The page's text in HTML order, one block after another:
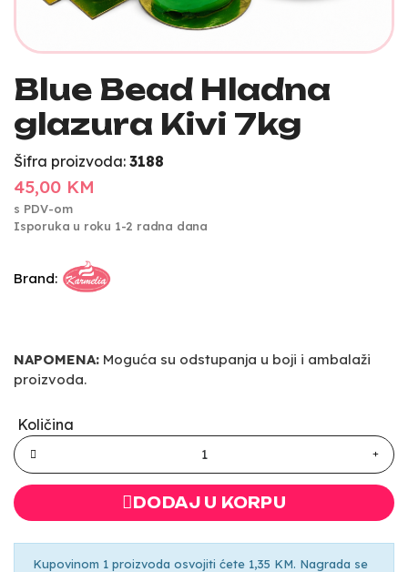
Blue Bead Hladna
glazura Kivi 7kg
Šifra proizvoda: 3188
45,00 KM
s PDV-om
Isporuka u roku 1-2 radna dana
Brand:
NAPOMENA: Moguća su odstupanja u boji i ambalaži
proizvoda.
Količina
DODAJ U KORPU
Kupovinom 1 proizvoda osvojiti ćete 1,35 KM. Nagrada se